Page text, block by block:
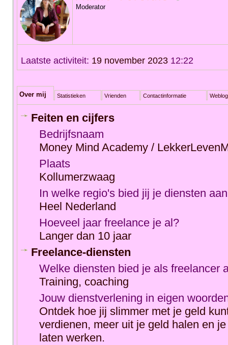
Moderator
Laatste activiteit: 19 november 2023 12:22
Over mij Statistieken Vrienden Contactinformatie Weblog
Feiten en cijfers
Bedrijfsnaam
Money Mind Academy /
Plaats
Kollumerzwaag
In welke regio's bied jij je diensten
Heel Nederland
Hoeveel jaar freelance je al?
Langer dan 10 jaar
Freelance-diensten
Welke diensten bied je als freelancer
Training, coaching
Jouw dienstverlening in eigen
Ontdek hoe jij slimmer met je geld
verdienen, meer uit je geld halen en
laten werken.